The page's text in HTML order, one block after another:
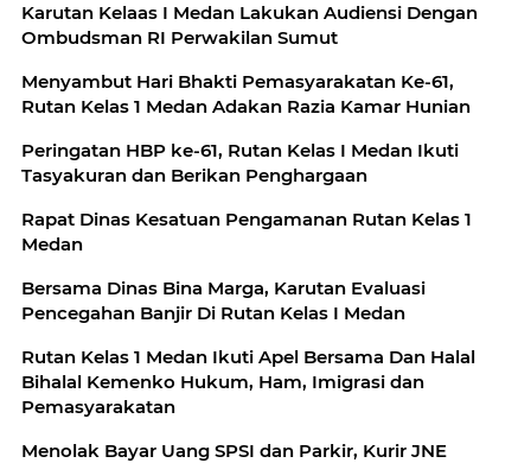
Karutan Kelaas I Medan Lakukan Audiensi Dengan
Ombudsman RI Perwakilan Sumut
Menyambut Hari Bhakti Pemasyarakatan Ke-61,
Rutan Kelas 1 Medan Adakan Razia Kamar Hunian
Peringatan HBP ke-61, Rutan Kelas I Medan Ikuti
Tasyakuran dan Berikan Penghargaan
Rapat Dinas Kesatuan Pengamanan Rutan Kelas 1
Medan
Bersama Dinas Bina Marga, Karutan Evaluasi
Pencegahan Banjir Di Rutan Kelas I Medan
Rutan Kelas 1 Medan Ikuti Apel Bersama Dan Halal
Bihalal Kemenko Hukum, Ham, Imigrasi dan
Pemasyarakatan
Menolak Bayar Uang SPSI dan Parkir, Kurir JNE